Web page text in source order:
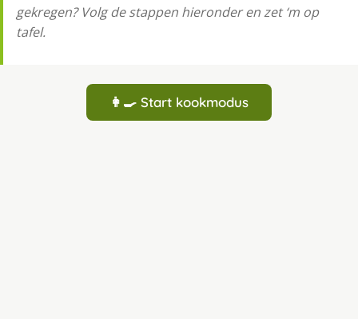
gekregen? Volg de stappen hieronder en zet ‘m op
tafel.
👩‍🍳 Start kookmodus